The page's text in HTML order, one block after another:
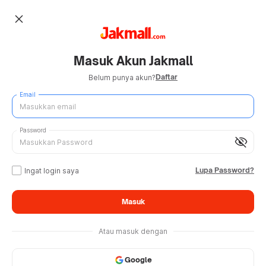
close
Masuk Akun Jakmall
Belum punya akun?Daftar
Email
visibility_off
Password
Ingat login saya Lupa Password?
Masuk
Atau masuk dengan
Google